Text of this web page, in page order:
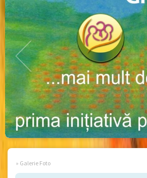
» Galerie Foto